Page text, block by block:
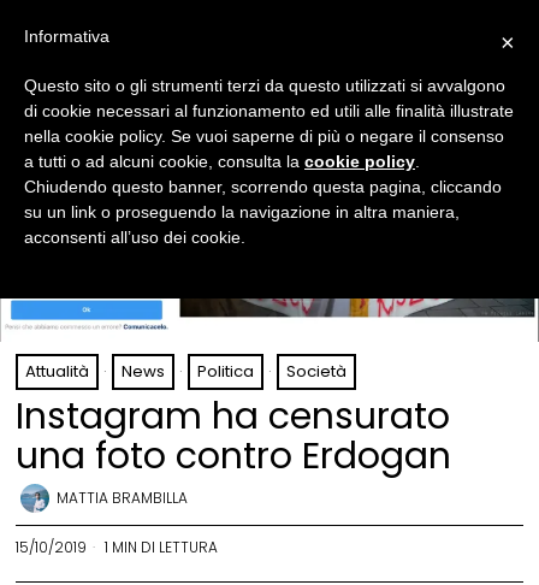
Attualità · News · Politica · Società
Instagram ha censurato
una foto contro Erdogan
MATTIA BRAMBILLA
15/10/2019 1 MIN DI LETTURA
×
Informativa
Questo sito o gli strumenti terzi da questo utilizzati si avvalgono
di cookie necessari al funzionamento ed utili alle finalità illustrate
nella cookie policy. Se vuoi saperne di più o negare il consenso
a tutti o ad alcuni cookie, consulta la cookie policy
Chiudendo questo banner, scorrendo questa pagina, cliccando
su un link o proseguendo la navigazione in altra maniera,
acconsenti all’uso dei cookie.